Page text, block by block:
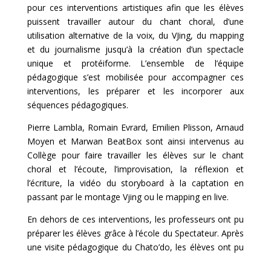
pour ces interventions artistiques afin que les élèves
puissent travailler autour du chant choral, d’une
utilisation alternative de la voix, du VJing, du mapping
et du journalisme jusqu’à la création d’un spectacle
unique et protéiforme. L’ensemble de l’équipe
pédagogique s’est mobilisée pour accompagner ces
interventions, les préparer et les incorporer aux
séquences pédagogiques.
Pierre Lambla, Romain Evrard, Emilien Plisson, Arnaud
Moyen et Marwan BeatBox sont ainsi intervenus au
Collège pour faire travailler les élèves sur le chant
choral et l’écoute, l’improvisation, la réflexion et
l’écriture, la vidéo du storyboard à la captation en
passant par le montage Vjing ou le mapping en live.
En dehors de ces interventions, les professeurs ont pu
préparer les élèves grâce à l’école du Spectateur. Après
une visite pédagogique du Chato’do, les élèves ont pu